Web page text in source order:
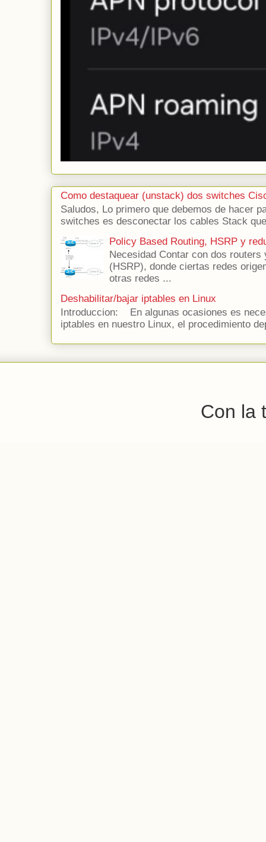
Como destaquear (unstack) dos switches
Saludos, Lo primero que debemos de hacer
switches es desconectar los cables Stack
Policy Based Routing, HSRP y
Necesidad Contar con dos
(HSRP), donde ciertas redes
otras redes ...
Deshabilitar/bajar iptables en Linux
Introduccion: En algunas ocasiones es
iptables en nuestro Linux, el procedimiento
Con la